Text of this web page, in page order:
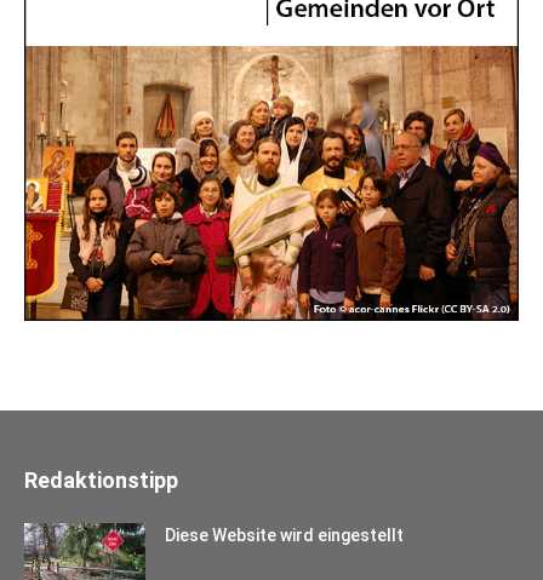
Redaktionstipp
Diese Website wird eingestellt